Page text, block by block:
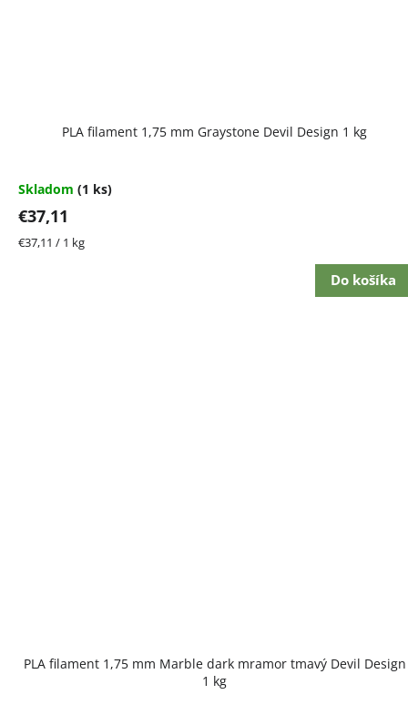
PLA filament 1,75 mm Graystone Devil Design 1 kg
Skladom (1 ks)
€37,11
Jednotková
€37,11 / 1 kg
Do košíka
PLA filament 1,75 mm Marble dark mramor tmavý Devil Design
1 kg